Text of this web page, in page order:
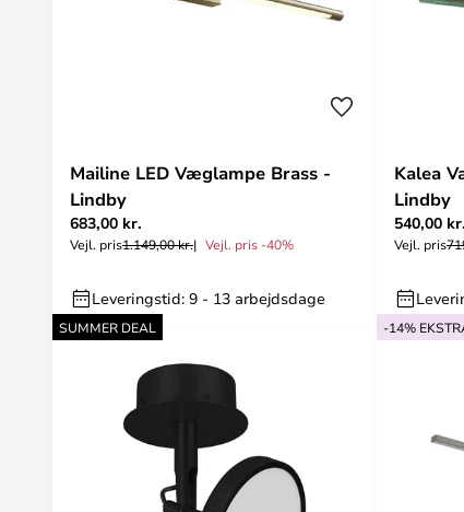
Mailine LED Væglampe Brass -
Lindby
683,00 kr.
Vejl. pris1.149,00 kr. Vejl. pris -40%
Leveringstid: 9 - 13 arbejdsdage
Kalea
Lindby
540,00 kr.
Vejl. pris
SUMMER DEAL -14%